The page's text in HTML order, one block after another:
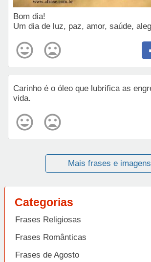
Bom dia!
Um dia de luz, paz, amor, saúde,
Carinho é o óleo que lubrifica as
vida.
Mais frases e imagens
Categorias
Frases Religiosas
Frases Românticas
Frases de Agosto